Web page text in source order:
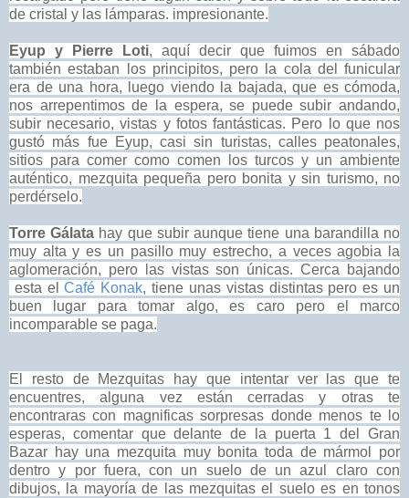
de cristal y las lámparas. impresionante.
Eyup y Pierre Loti, aquí decir que fuimos en sábado
también estaban los principitos, pero la cola del funicular
era de una hora, luego viendo la bajada, que es cómoda,
nos arrepentimos de la espera, se puede subir andando,
subir necesario, vistas y fotos fantásticas. Pero lo que nos
gustó más fue Eyup, casi sin turistas, calles peatonales,
sitios para comer como comen los turcos y un ambiente
auténtico, mezquita pequeña pero bonita y sin turismo, no
perdérselo.
Torre Gálata hay que subir aunque tiene una barandilla no
muy alta y es un pasillo muy estrecho, a veces agobia la
aglomeración, pero las vistas son únicas. Cerca bajando
esta elCafé Konak, tiene unas vistas distintas pero es un
buen lugar para tomar algo, es caro pero el marco
incomparable se paga.
El resto de Mezquitas hay que intentar ver las que te
encuentres, alguna vez están cerradas y otras te
encontraras con magnificas sorpresas donde menos te lo
esperas, comentar que delante de la puerta 1 del Gran
Bazar hay una mezquita muy bonita toda de mármol por
dentro y por fuera, con un suelo de un azul claro con
dibujos, la mayoría de las mezquitas el suelo es en tonos